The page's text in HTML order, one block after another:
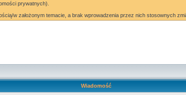
prywatnych).
w założonym temacie, a brak wprowadzenia przez nich stosownych
Wiadomość